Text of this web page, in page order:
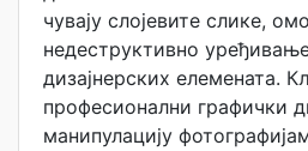
чувају слојевите слике,
недеструктивно
дизајнерских елемената.
професионални графички
манипулацију